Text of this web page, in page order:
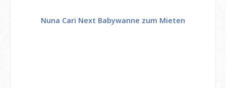
Nuna Cari Next Babywanne zum Mieten